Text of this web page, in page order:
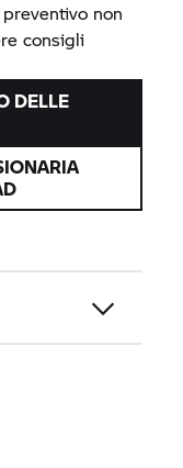
non
consigli
DELLE